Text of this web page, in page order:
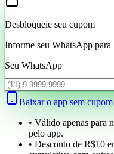
Desbloqueie seu cupom
Informe seu WhatsApp
Seu WhatsApp
Baixar o app sem cupom
• Válido apenas para
pelo app.
• Desconto de R$10